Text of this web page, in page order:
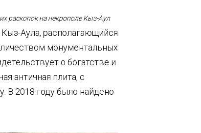
раскопок на некрополе Кыз-Аул
Аула, располагающийся
монументальных
о богатстве и
античная плита, с
В 2018 году было найдено